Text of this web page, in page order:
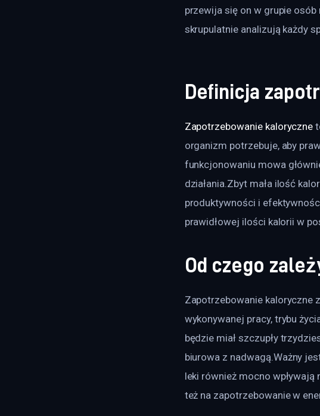
przewija się on w grupie
skrupulatnie analizują każdy
Definicja
Zapotrzebowanie kaloryczne
organizm potrzebuje, aby
funkcjonowaniu mowa
działania.Zbyt mała ilość
produktywności i
prawidłowej ilości kalorii w
Od czego
Zapotrzebowanie kaloryczne
wykonywanej pracy, trybu
będzie miał szczupły
biurowa z nadwagą.Ważny
leki również mocno wpływają
też na zapotrzebowanie w